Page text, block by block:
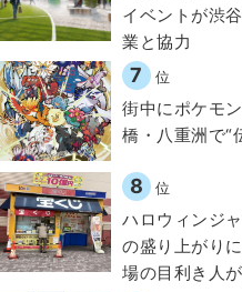
イベントが渋
業と協力
7 位
街中にポケモ
橋・八重洲で“
8 位
ハロウィンジ
の盛り上がり
場の目利き人